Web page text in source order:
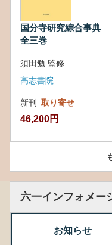
国分寺研究綜合事典
全三巻
須田勉 監修
高志書院
新刊 取り寄せ
46,200円
六一インフォメー
お知らせ